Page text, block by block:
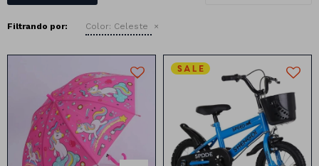
Filtrando por: Color: Celeste
Paraguas infantiles Bicicleta rodado 16